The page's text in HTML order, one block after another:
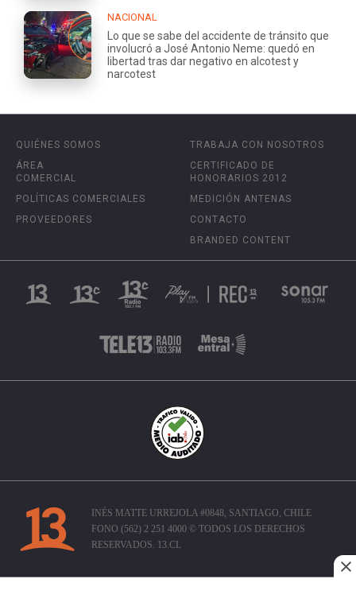
NACIONAL
Lo que se sabe del accidente de tránsito que
involucró a José Antonio Neme: quedó en
libertad tras dar negativo en alcotest y
narcotest
QUIÉNES SOMOS
ÁREA
COMERCIAL
POLÍTICAS COMERCIALES
PROVEEDORES
TRABAJA CON NOSOTROS
CERTIFICADO DE
HONORARIOS 2012
MEDICIÓN ANTENAS
CONTACTO
BRANDED CONTENT
INÉS MATTE URREJOLA #0848, SANTIAGO, CHILE
FONO (562) 2 251 4000 © TODOS LOS DERECHOS
RESERVADOS. 13.CL